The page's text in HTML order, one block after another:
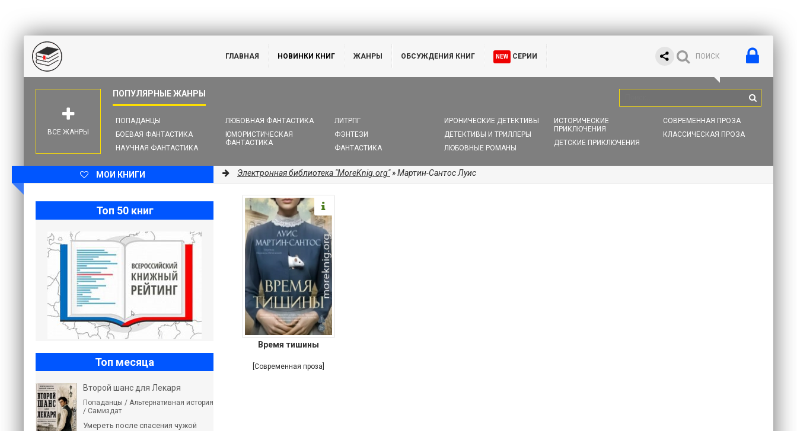
ГЛАВНАЯ НОВИНКИ КНИГ ЖАНРЫ ОБСУЖДЕНИЯ КНИГ NEW СЕРИИ
ПОПАДАНЦЫ
БОЕВАЯ ФАНТАСТИКА
НАУЧНАЯ ФАНТАСТИКА
ЛЮБОВНАЯ ФАНТАСТИКА
ЮМОРИСТИЧЕСКАЯ
ФАНТАСТИКА
ЛИТРПГ
ФЭНТЕЗИ
ФАНТАСТИКА
ИРОНИЧЕСКИЕ ДЕТЕКТИВЫ
ДЕТЕКТИВЫ И ТРИЛЛЕРЫ
ЛЮБОВНЫЕ РОМАНЫ
ИСТОРИЧЕСКИЕ
ПРИКЛЮЧЕНИЯ
ДЕТСКИЕ ПРИКЛЮЧЕНИЯ
СОВРЕМЕННАЯ ПРОЗА
КЛАССИЧЕСКАЯ ПРОЗА
ВСЕ ЖАНРЫ
МОИ КНИГИ Электронная библиотека "MoreKnig.org"» Мартин-Сантос Луис
Время тишины
[Современная проза]
Топ 50 книг
Топ месяца
Второй шанс для Лекаря
Попаданцы / Альтернативная история
/ Самиздат
Умереть после спасения чужой